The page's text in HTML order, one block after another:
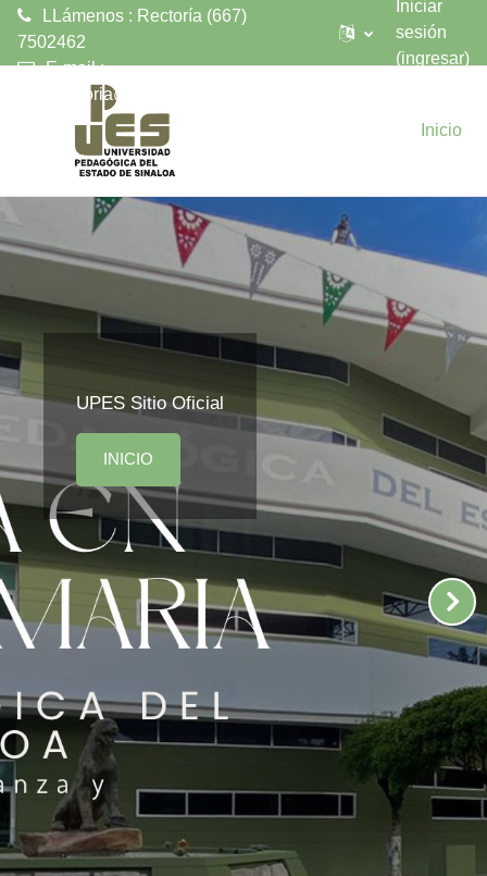
LLámenos : Rectoría (667)
7502462
E-mail :
upesrectoria@upes.edu.mx
Iniciar
sesión
(ingresar)
Inicio
UPES Sitio Oficial
INICIO